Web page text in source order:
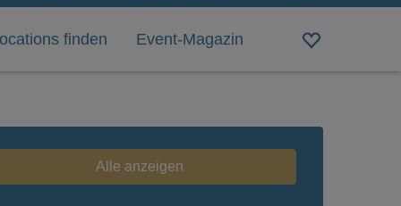
finden Event-Magazin
Alle anzeigen